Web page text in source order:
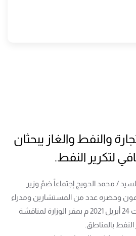
والنفط والغاز يبحثان
لتكرير النفط.
/ محمد الحويج إجتماعاً ضمّ وزير
عون وحضره عدد من المستشارين ومدراء
الإدارات والمكاتب يوم السبت 24 أبريل 2021 م بمقر الوزارة لمناقشة
بالمناطق.